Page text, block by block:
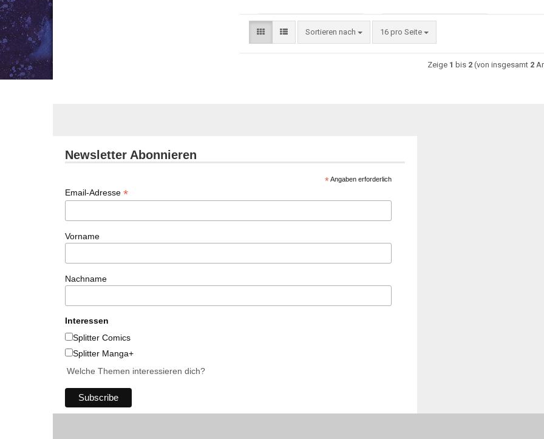
Sortieren nach 16 pro Seite
Zeige 1 bis 2 (von insgesamt 2
Newsletter Abonnieren
*Angaben erforderlich
Email-Adresse *
Vorname
Nachname
Interessen
Splitter Comics
Splitter Manga+
Welche Themen interessieren dich?